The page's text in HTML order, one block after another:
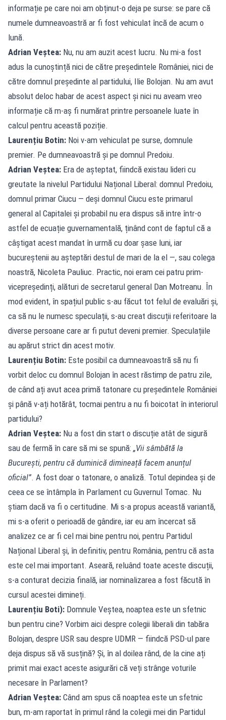
informație pe care noi am obținut-o deja pe surse: se pare că
numele dumneavoastră ar fi fost vehiculat încă de acum o
lună.
Adrian Veștea: Nu, nu am auzit acest lucru. Nu mi-a fost
adus la cunoștință nici de către președintele României, nici de
către domnul președinte al partidului, Ilie Bolojan. Nu am avut
absolut deloc habar de acest aspect și nici nu aveam vreo
informație că m-aș fi numărat printre persoanele luate în
calcul pentru această poziție.
Laurențiu Botin: Noi v-am vehiculat pe surse, domnule
premier. Pe dumneavoastră și pe domnul Predoiu.
Adrian Veștea: Era de așteptat, fiindcă existau lideri cu
greutate la nivelul Partidului Național Liberal: domnul Predoiu,
domnul primar Ciucu — deși domnul Ciucu este primarul
general al Capitalei și probabil nu era dispus să intre într-o
astfel de ecuație guvernamentală, ținând cont de faptul că a
câștigat acest mandat în urmă cu doar șase luni, iar
bucureștenii au așteptări destul de mari de la el —, sau colega
noastră, Nicoleta Pauliuc. Practic, noi eram cei patru prim-
vicepreședinți, alături de secretarul general Dan Motreanu. În
mod evident, în spațiul public s-au făcut tot felul de evaluări și,
ca să nu le numesc speculații, s-au creat discuții referitoare la
diverse persoane care ar fi putut deveni premier. Speculațiile
au apărut strict din acest motiv.
Laurențiu Botin: Este posibil ca dumneavoastră să nu fi
vorbit deloc cu domnul Bolojan în acest răstimp de patru zile,
de când ați avut acea primă tatonare cu președintele României
și până v-ați hotărât, tocmai pentru a nu fi boicotat în interiorul
partidului?
Adrian Veștea: Nu a fost din start o discuție atât de sigură
sau de fermă în care să mi se spună: „Vii sâmbătă la
București, pentru că duminică dimineață facem anunțul
oficial”. A fost doar o tatonare, o analiză. Totul depindea și de
ceea ce se întâmpla în Parlament cu Guvernul Tomac. Nu
știam dacă va fi o certitudine. Mi s-a propus această variantă,
mi s-a oferit o perioadă de gândire, iar eu am încercat să
analizez ce ar fi cel mai bine pentru noi, pentru Partidul
Național Liberal și, în definitiv, pentru România, pentru că asta
este cel mai important. Aseară, reluând toate aceste discuții,
s-a conturat decizia finală, iar nominalizarea a fost făcută în
cursul acestei dimineți.
Laurențiu Boti): Domnule Veștea, noaptea este un sfetnic
bun pentru cine? Vorbim aici despre colegii liberali din tabăra
Bolojan, despre USR sau despre UDMR — fiindcă PSD-ul pare
deja dispus să vă susțină? Și, în al doilea rând, de la cine ați
primit mai exact aceste asigurări că veți strânge voturile
necesare în Parlament?
Adrian Veștea: Când am spus că noaptea este un sfetnic
bun, m-am raportat în primul rând la colegii mei din Partidul